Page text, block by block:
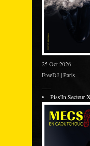
25 Oct 2026
FreeDJ | Paris
Piss'In Secteur